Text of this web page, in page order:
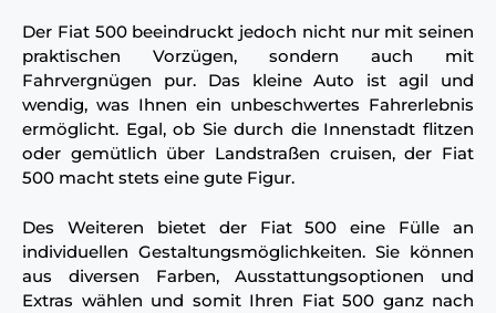
Der Fiat 500 beeindruckt jedoch nicht nur mit seinen
praktischen Vorzügen, sondern auch mit
Fahrvergnügen pur. Das kleine Auto ist agil und
wendig, was Ihnen ein unbeschwertes Fahrerlebnis
ermöglicht. Egal, ob Sie durch die Innenstadt flitzen
oder gemütlich über Landstraßen cruisen, der Fiat
500 macht stets eine gute Figur.
Des Weiteren bietet der Fiat 500 eine Fülle an
individuellen Gestaltungsmöglichkeiten. Sie können
aus diversen Farben, Ausstattungsoptionen und
Extras wählen und somit Ihren Fiat 500 ganz nach